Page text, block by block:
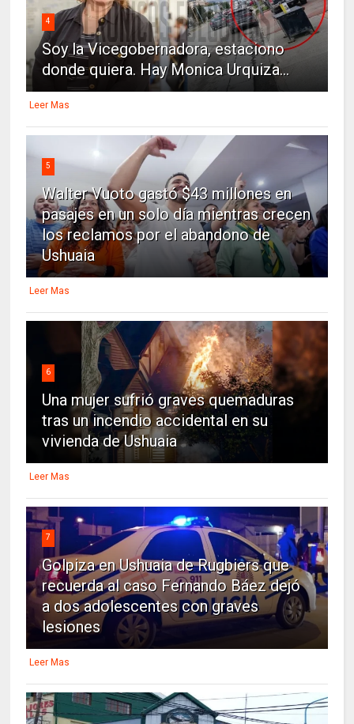
4
Soy la Vicegobernadora, estaciono
donde quiera. Hay Monica Urquiza...
Leer Mas
5
Walter Vuoto gastó $43 millones en
pasajes en un solo día mientras crecen
los reclamos por el abandono de
Ushuaia
Leer Mas
6
Una mujer sufrió graves quemaduras
tras un incendio accidental en su
vivienda de Ushuaia
Leer Mas
7
Golpiza en Ushuaia de Rugbiers que
recuerda al caso Fernando Báez dejó
a dos adolescentes con graves
lesiones
Leer Mas